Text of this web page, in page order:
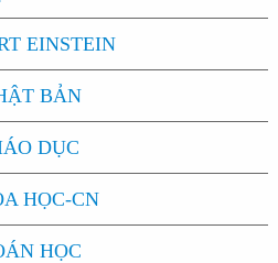
EINSTEIN
BẢN
DỤC
HỌC-CN
HỌC